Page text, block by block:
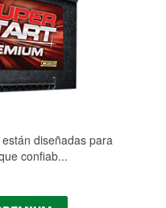
diseñadas para
confiab...